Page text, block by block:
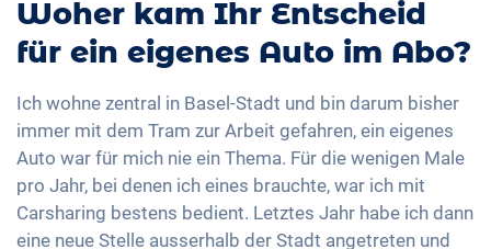
Woher kam Ihr Entscheid
für ein eigenes Auto im Abo?
Ich wohne zentral in Basel-Stadt und bin darum bisher
immer mit dem Tram zur Arbeit gefahren, ein eigenes
Auto war für mich nie ein Thema. Für die wenigen Male
pro Jahr, bei denen ich eines brauchte, war ich mit
Carsharing bestens bedient. Letztes Jahr habe ich dann
eine neue Stelle ausserhalb der Stadt angetreten und